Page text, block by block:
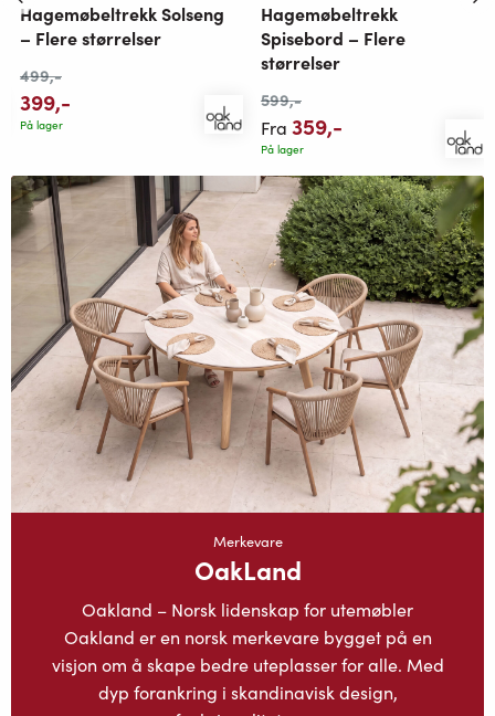
Hagemøbeltrekk Solseng
– Flere størrelser
499,-
399,-
På lager
Hagemøbeltrekk
Spisebord – Flere
størrelser
599,-
Fra 359,-
På lager
Merkevare
OakLand
Oakland – Norsk lidenskap for utemøbler
Oakland er en norsk merkevare bygget på en
visjon om å skape bedre uteplasser for alle. Med
dyp forankring i skandinavisk design,